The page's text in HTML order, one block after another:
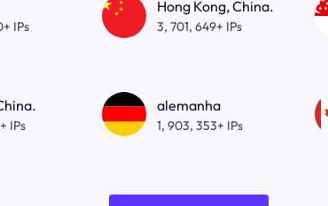
IPs
Hong Kong, China.
3, 701, 649+ IPs
IPs
alemanha
1, 903, 353+ IPs